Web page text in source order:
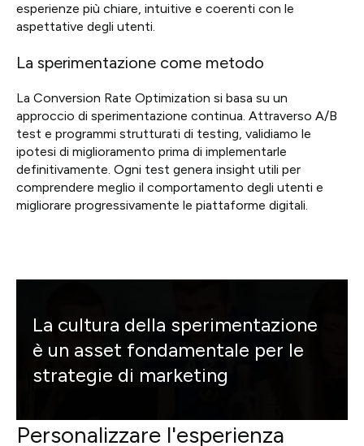
esperienze più chiare, intuitive e coerenti con le
aspettative degli utenti.
La sperimentazione come metodo
La Conversion Rate Optimization si basa su un
approccio di sperimentazione continua. Attraverso A/B
test e programmi strutturati di testing, validiamo le
ipotesi di miglioramento prima di implementarle
definitivamente. Ogni test genera insight utili per
comprendere meglio il comportamento degli utenti e
migliorare progressivamente le piattaforme digitali.
La cultura della sperimentazione
è un asset fondamentale per le
strategie di marketing
Personalizzare l'esperienza